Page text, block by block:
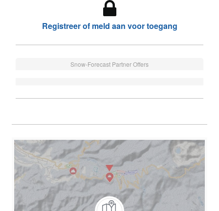
Registreer of meld aan voor toegang
Snow-Forecast Partner Offers